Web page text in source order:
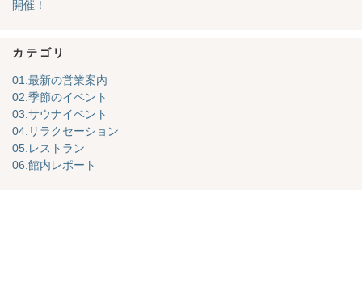
開催！
カテゴリ
01.最新の営業案内
02.季節のイベント
03.サウナイベント
04.リラクセーション
05.レストラン
06.館内レポート